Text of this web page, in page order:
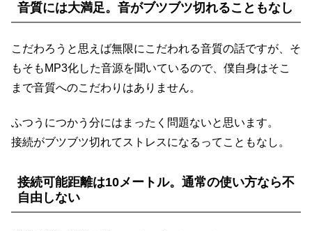
音質には大満足。音がブツブツ切れることもなし
こだわろうと思えば無限にこだわれる音質の話ですが、そ
もそもMP3化した音源を聞いているので、僕自身はそこ
まで音質へのこだわりはありません。
ふつうにつかう分にはまったく問題ないと思います。
接続がブツブツ切れてストレスになるってこともなし。
接続可能距離は10メートル。通常の使い方なら不
自由しない